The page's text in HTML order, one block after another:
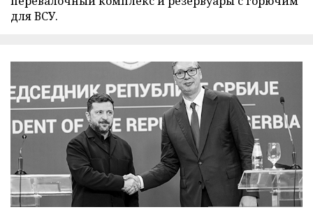
для ВСУ.